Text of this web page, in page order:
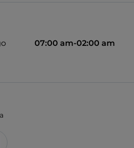
07:00 am-02:00 am